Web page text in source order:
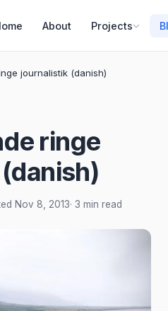
About Projects
journalistik (danish)
ringe
Nov 8, 2013· 3 min read